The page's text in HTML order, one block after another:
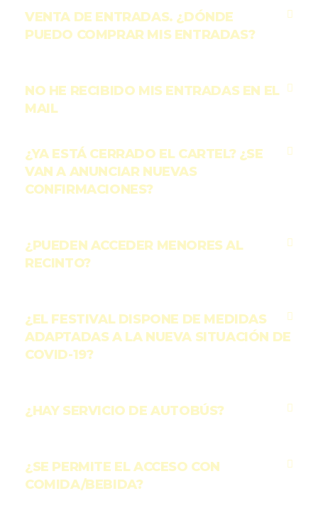
VENTA DE ENTRADAS. ¿DÓNDE
PUEDO COMPRAR MIS ENTRADAS?
NO HE RECIBIDO MIS ENTRADAS EN EL
MAIL
¿YA ESTÁ CERRADO EL CARTEL? ¿SE
VAN A ANUNCIAR NUEVAS
CONFIRMACIONES?
¿PUEDEN ACCEDER MENORES AL
RECINTO?
¿EL FESTIVAL DISPONE DE MEDIDAS
ADAPTADAS A LA NUEVA SITUACIÓN DE
COVID-19?
¿HAY SERVICIO DE AUTOBÚS?
¿SE PERMITE EL ACCESO CON
COMIDA/BEBIDA?